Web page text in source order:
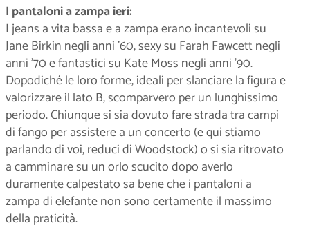
I pantaloni a zampa ieri:
I jeans a vita bassa e a zampa erano incantevoli su
Jane Birkin negli anni ’60, sexy su Farah Fawcett negli
anni ’70 e fantastici su Kate Moss negli anni ’90.
Dopodiché le loro forme, ideali per slanciare la figura e
valorizzare il lato B, scomparvero per un lunghissimo
periodo. Chiunque si sia dovuto fare strada tra campi
di fango per assistere a un concerto (e qui stiamo
parlando di voi, reduci di Woodstock) o si sia ritrovato
a camminare su un orlo scucito dopo averlo
duramente calpestato sa bene che i pantaloni a
zampa di elefante non sono certamente il massimo
della praticità.